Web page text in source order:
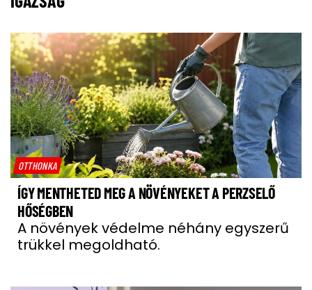
OTTHONKA
ÍGY MENTHETED MEG A NÖVÉNYEKET A PERZSELŐ
HŐSÉGBEN
A növények védelme néhány egyszerű
trükkel megoldható.